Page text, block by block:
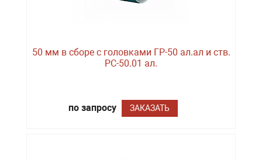
50 мм в сборе с головками ГР-50 ал.ал и ств.
РС-50.01 ал.
по запросу ЗАКАЗАТЬ